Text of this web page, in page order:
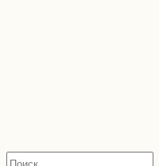
Поиск